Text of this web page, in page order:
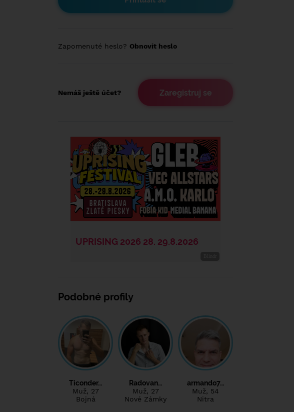
Zapomenuté heslo? Obnovit heslo
Nemáš ještě účet? Zaregistruj se
Podobné profily
Ticonder…
Muž, 27
Bojná
Radovan…
Muž, 27
Nové Zámky
armando7…
Muž, 54
Nitra